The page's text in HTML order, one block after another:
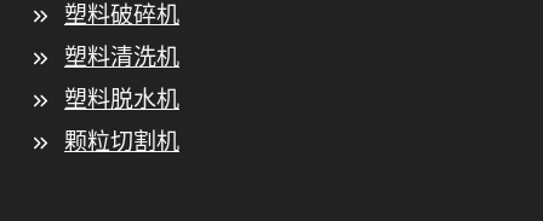
塑料破碎机
塑料清洗机
塑料脱水机
颗粒切割机